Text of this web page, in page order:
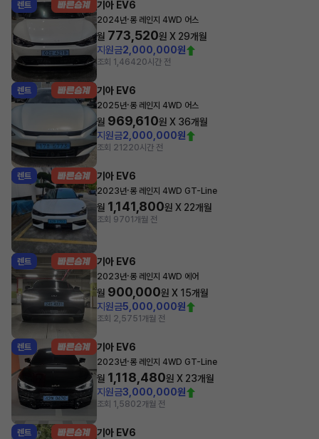
렌트 기아 EV6
2024년·롱 레인지 4WD 어스
월 773,520원 X 29개월
지원금2,000,000원
조회 1,46420시간 전
렌트 기아 EV6
2025년·롱 레인지 4WD 어스
월 969,610원 X 36개월
지원금2,000,000원
조회 21220시간 전
렌트 기아 EV6
2023년·롱 레인지 4WD GT-Line
월 1,141,800원 X 22개월
조회 9701개월 전
렌트 기아 EV6
2023년·롱 레인지 4WD 에어
월 900,000원 X 15개월
지원금5,000,000원
조회 2,5751개월 전
렌트 기아 EV6
2023년·롱 레인지 4WD GT-Line
월 1,118,480원 X 23개월
지원금3,000,000원
조회 1,5802개월 전
렌트 기아 EV6